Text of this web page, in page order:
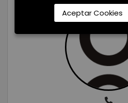
Aceptar Cookies